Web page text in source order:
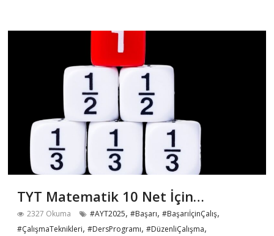
TYT Matematik 10 Net İçin…
2327 Okuma #AYT2025,#Başarı,#BaşarıİçinÇalış,
#ÇalışmaTeknikleri,#DersProgramı,#DüzenliÇalışma,